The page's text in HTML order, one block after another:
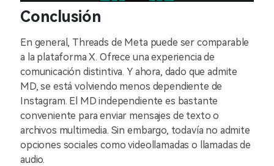
Conclusión
En general, Threads de Meta puede ser comparable
a la plataforma X. Ofrece una experiencia de
comunicación distintiva. Y ahora, dado que admite
MD, se está volviendo menos dependiente de
Instagram. El MD independiente es bastante
conveniente para enviar mensajes de texto o
archivos multimedia. Sin embargo, todavía no admite
opciones sociales como videollamadas o llamadas de
audio.